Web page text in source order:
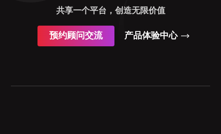
共享一个平台，创造无限价值
预约顾问交流 产品体验中心